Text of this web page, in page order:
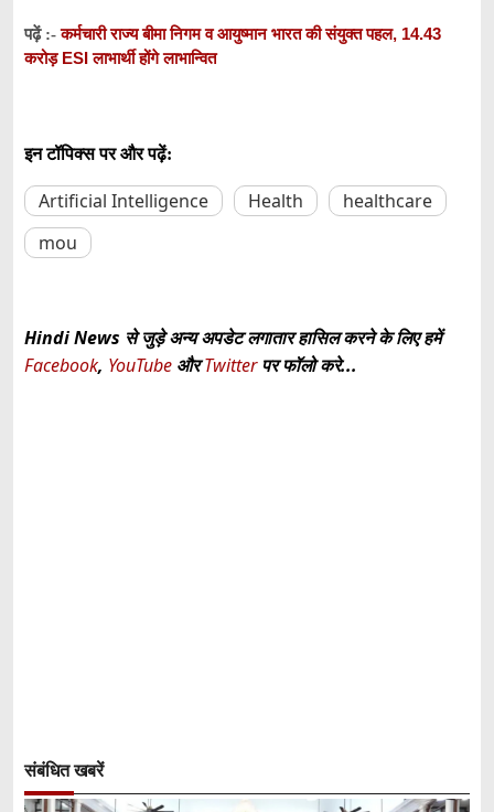
पढ़ें :-कर्मचारी राज्य बीमा निगम व आयुष्मान भारत की संयुक्त पहल, 14.43
करोड़ ESI लाभार्थी होंगे लाभान्वित
इन टॉपिक्स पर और पढ़ें:
Artificial Intelligence Health
healthcare
mou
Hindi News से जुड़े अन्य अपडेट लगातार हासिल करने के लिए हमें
Facebook, YouTube औरTwitterपर फॉलो करे...
संबंधित खबरें